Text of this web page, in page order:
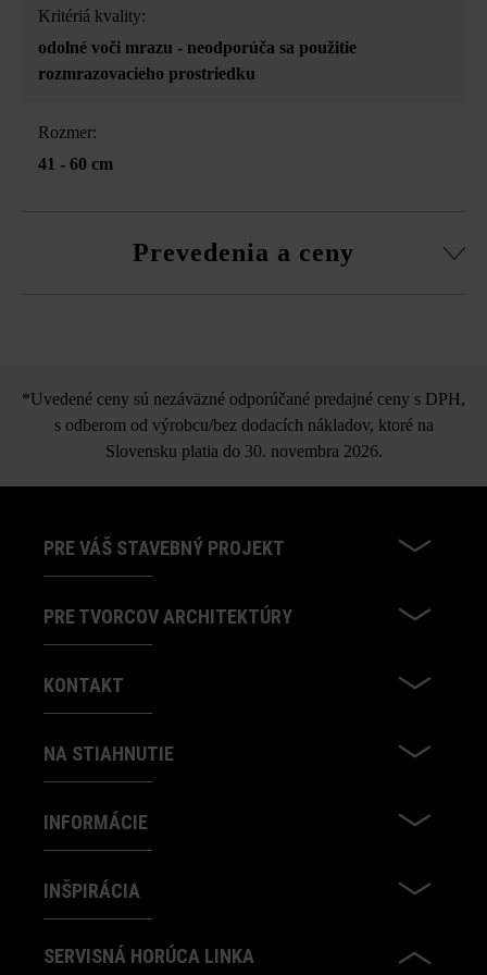
Kritériá kvality:
odolné voči mrazu - neodporúča sa použitie
rozmrazovacieho prostriedku
Rozmer:
41 - 60 cm
Prevedenia a ceny
*Uvedené ceny sú nezáväzné odporúčané predajné ceny s DPH,
s odberom od výrobcu/bez dodacích nákladov, ktoré na
Slovensku platia do 30. novembra 2026.
PRE VÁŠ STAVEBNÝ PROJEKT
PRE TVORCOV ARCHITEKTÚRY
KONTAKT
NA STIAHNUTIE
INFORMÁCIE
INŠPIRÁCIA
SERVISNÁ HORÚCA LINKA